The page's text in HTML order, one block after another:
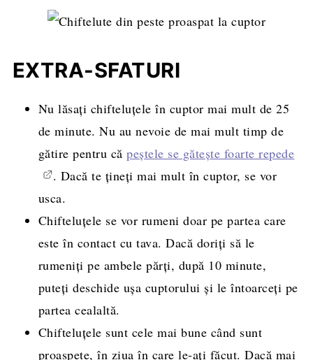
suplimentar puțin pesmet sau făină în
mai jos și gătite la cuptor au aprox. 71
mai multe calorii.
EXTRA-SFATURI
Nu lăsați chifteluțele în cuptor mai mult de 25
de minute. Nu au nevoie de mai mult timp de
gătire pentru căpeștele se gătește foarte repede
. Dacă te țineți mai mult în cuptor, se vor
usca.
Chifteluțele se vor rumeni doar pe partea care
este în contact cu tava. Dacă doriți să le
rumeniți pe ambele părți, după 10 minute,
puteți deschide ușa cuptorului și le întoarceți pe
partea cealaltă.
Chifteluțele sunt cele mai bune când sunt
proaspete, în ziua în care le-ați făcut. Dacă mai